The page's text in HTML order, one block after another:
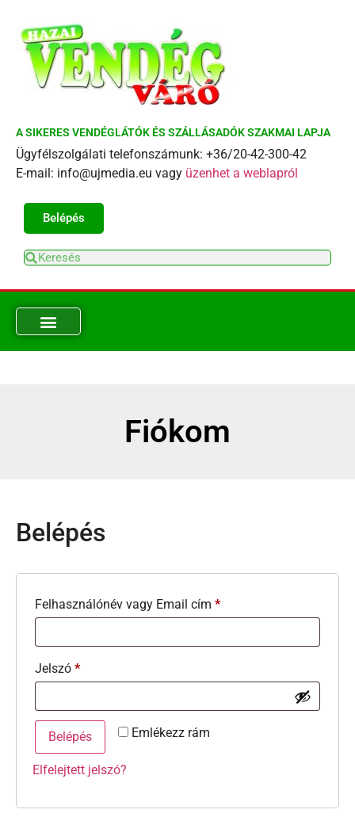
A SIKERES VENDÉGLÁTÓK ÉS SZÁLLÁSADÓK SZAKMAI LAPJA
Ügyfélszolgálati telefonszámunk: +36/20-42-300-42
E-mail: info@ujmedia.eu vagy üzenhet a weblapról
Belépés
Fiókom
Belépés
Felhasználónév vagy Email cím *
Jelszó *
Emlékezz rám
Belépés
Elfelejtett jelszó?